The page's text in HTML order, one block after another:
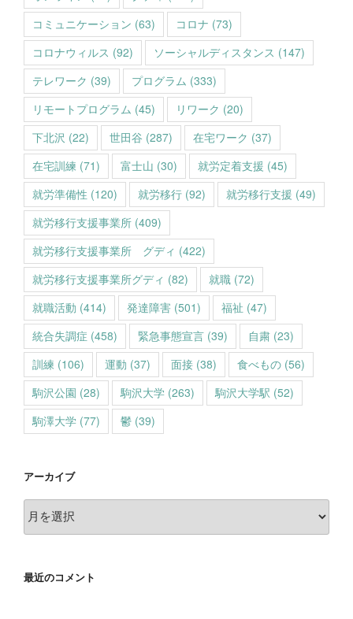
コミュニケーション (63) コロナ (73)
コロナウィルス (92) ソーシャルディスタンス (147)
テレワーク (39) プログラム (333)
リモートプログラム (45) リワーク (20)
下北沢 (22) 世田谷 (287) 在宅ワーク (37)
在宅訓練 (71) 富士山 (30) 就労定着支援 (45)
就労準備性 (120) 就労移行 (92) 就労移行支援 (49)
就労移行支援事業所 (409)
就労移行支援事業所 グディ (422)
就労移行支援事業所グディ (82) 就職 (72)
就職活動 (414) 発達障害 (501) 福祉 (47)
統合失調症 (458) 緊急事態宣言 (39) 自粛 (23)
訓練 (106) 運動 (37) 面接 (38) 食べもの (56)
駒沢公園 (28) 駒沢大学 (263) 駒沢大学駅 (52)
駒澤大学 (77) 鬱 (39)
アーカイブ
ア
ー
イ
最近のコメント